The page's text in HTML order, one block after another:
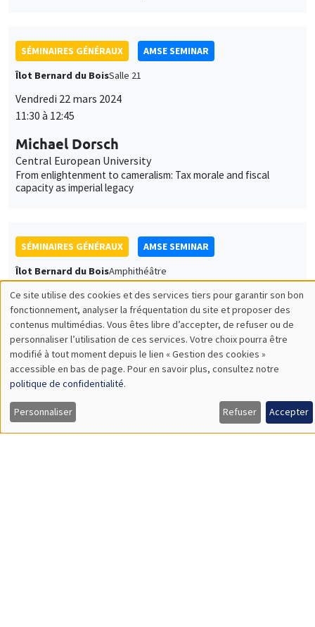
SÉMINAIRES GÉNÉRAUX
AMSE SEMINAR
Îlot Bernard du BoisSalle 21
Vendredi 22 mars 2024
11:30 à 12:45
Michael Dorsch
Central European University
From enlightenment to cameralism: Tax morale and fiscal
capacity as imperial legacy
SÉMINAIRES GÉNÉRAUX
AMSE SEMINAR
Îlot Bernard du BoisAmphithéâtre
Lundi 25 mars 2024
11:30 à 12:45
Guillermo Toral
IE University
Street-Level Rule of Law: Prosecutor Presence and the Fight
against Corruption